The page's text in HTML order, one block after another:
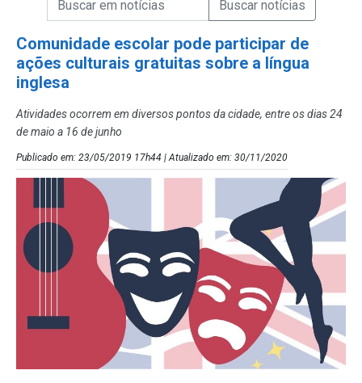
Comunidade escolar pode participar de
ações culturais gratuitas sobre a língua
inglesa
Atividades ocorrem em diversos pontos da cidade, entre os dias 24
de maio a 16 de junho
Publicado em: 23/05/2019 17h44 | Atualizado em: 30/11/2020